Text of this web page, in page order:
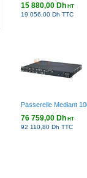
15 880,00 DhHT
19 056,00 Dh TTC
Passerelle Mediant
76 759,00 DhHT
92 110,80 Dh TTC